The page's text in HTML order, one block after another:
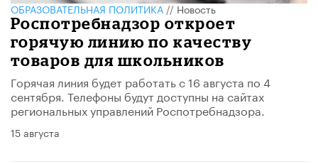
ОБРАЗОВАТЕЛЬНАЯ ПОЛИТИКА//Новость
Роспотребнадзор откроет
горячую линию по качеству
товаров для школьников
Горячая линия будет работать с 16 августа по 4
сентября. Телефоны будут доступны на сайтах
региональных управлений Роспотребнадзора.
15 августа